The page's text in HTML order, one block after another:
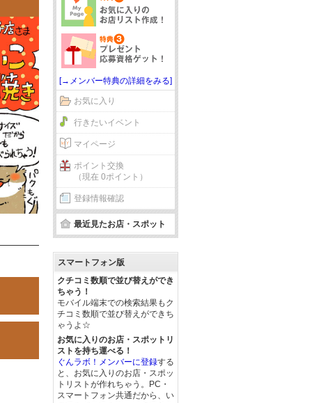
[→メンバー特典の詳細をみる]
お気に入り
行きたいイベント
マイページ
ポイント交換
（現在 0ポイント）
登録情報確認
最近見たお店・スポット
スマートフォン版
クチコミ数順で並び替えができ
ちゃう！
モバイル端末での検索結果もク
チコミ数順で並び替えができち
ゃうよ☆
お気に入りのお店・スポットリ
ストを持ち運べる！
ぐんラボ！メンバーに登録する
と、お気に入りのお店・スポッ
トリストが作れちゃう。PC・
スマートフォン共通だから、い